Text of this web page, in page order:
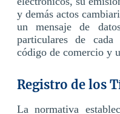
y demás actos
un mensaje de
particulares de
código de comercio y
Registro de los
La normativa